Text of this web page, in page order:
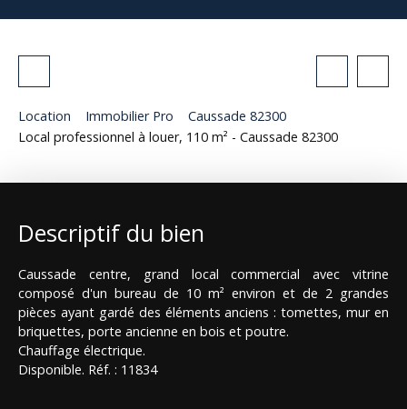
Location Immobilier Pro
Caussade 82300
Local professionnel à louer, 110 m² - Caussade 82300
Descriptif du bien
Caussade centre, grand local commercial avec vitrine
composé d'un bureau de 10 m² environ et de 2 grandes
pièces ayant gardé des éléments anciens : tomettes, mur en
briquettes, porte ancienne en bois et poutre.
Chauffage électrique.
Disponible. Réf. : 11834